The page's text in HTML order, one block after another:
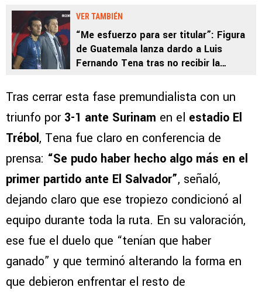
VER TAMBIÉN
“Me esfuerzo para ser titular”: Figura
de Guatemala lanza dardo a Luis
Fernando Tena tras no recibir la
Eliminatoria
Tras cerrar esta fase premundialista con un
triunfo por 3-1 ante Surinam en el estadio El
Trébol, Tena fue claro en conferencia de
prensa: “Se pudo haber hecho algo más en el
primer partido ante El Salvador”, señaló,
dejando claro que ese tropiezo condicionó al
equipo durante toda la ruta. En su valoración,
ese fue el duelo que “tenían que haber
ganado” y que terminó alterando la forma en
que debieron enfrentar el resto de